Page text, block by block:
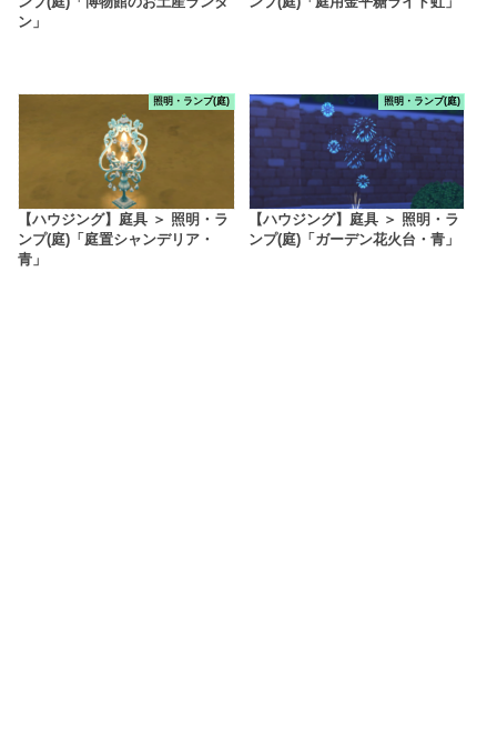
ン」
照明・ランプ(庭)
【ハウジング】庭具 ＞ 照明・ラ
ンプ(庭)「庭置シャンデリア・
青」
照明・ランプ(庭)
【ハウジング】庭具 ＞ 照明・ラ
ンプ(庭)「ガーデン花火台・青」